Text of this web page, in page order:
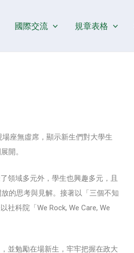
國際交流 規章表格
座無虛席，顯示新生們對大學生
開。
領域多元外，學生也興趣多元，且
的思考與見解。接著以「三個不知
科院「We Rock, We Care, We
並勉勵在場新生，牢牢把握在政大